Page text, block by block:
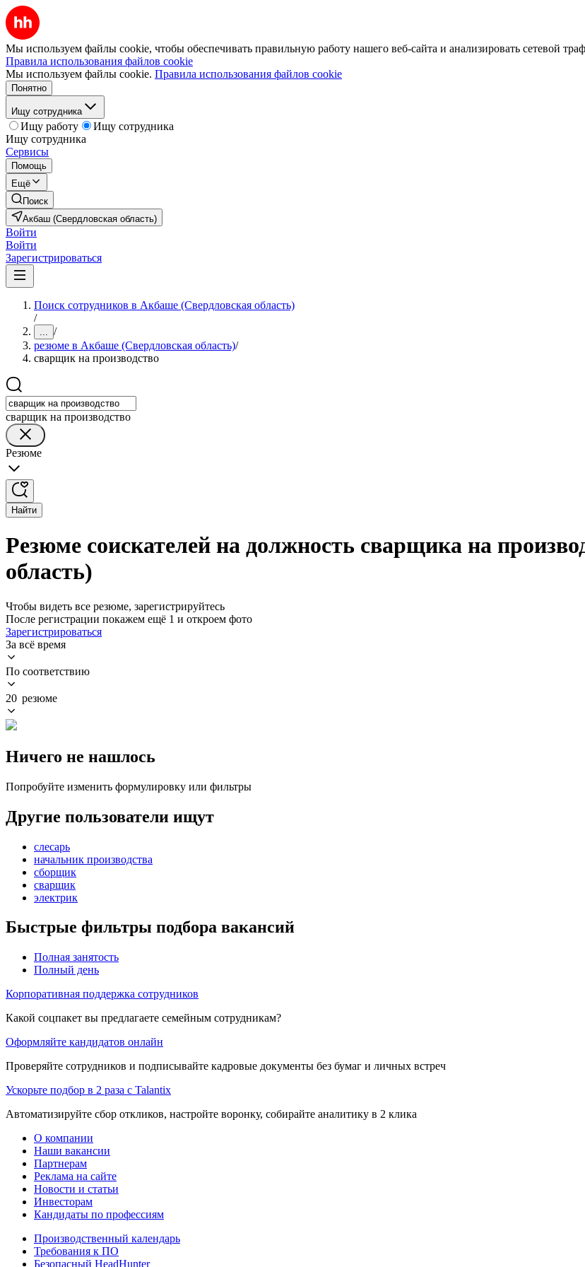
Мы используем файлы cookie, чтобы обеспечивать правильную работу нашего веб-сайта и анализировать сетевой
Правила использования файлов cookie
Мы используем файлы cookie. Правила использования файлов cookie
Понятно
Ищу сотрудника
Ищу работу
Ищу сотрудника
Ищу сотрудника
Сервисы
Помощь
Ещё
Поиск
Акбаш (Свердловская область)
Войти
Войти
Зарегистрироваться
Поиск сотрудников в Акбаше (Свердловская область)
/
... /
резюме в Акбаше (Свердловская область)/
сварщик на производство
сварщик на производство
Резюме
Найти
Резюме соискателей на должность сварщика на
область)
Чтобы видеть все резюме, зарегистрируйтесь
После регистрации покажем ещё 1 и откроем фото
Зарегистрироваться
За всё время
По соответствию
20 резюме
Ничего не нашлось
Попробуйте изменить формулировку или фильтры
Другие пользователи ищут
слесарь
начальник производства
сборщик
сварщик
электрик
Быстрые фильтры подбора вакансий
Полная занятость
Полный день
Корпоративная поддержка сотрудников
Какой соцпакет вы предлагаете семейным сотрудникам?
Оформляйте кандидатов онлайн
Проверяйте сотрудников и подписывайте кадровые документы без бумаг и личных встреч
Ускорьте подбор в 2 раза с Talantix
Автоматизируйте сбор откликов, настройте воронку, собирайте аналитику в 2 клика
О компании
Наши вакансии
Партнерам
Реклама на сайте
Новости и статьи
Инвесторам
Кандидаты по профессиям
Производственный календарь
Требования к ПО
Безопасный HeadHunter